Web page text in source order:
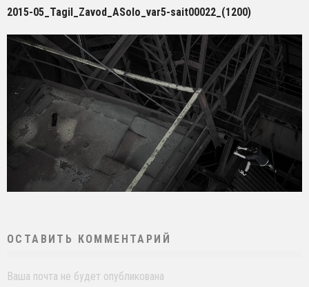
2015-05_Tagil_Zavod_ASolo_var5-sait00022_(1200)
ОСТАВИТЬ КОММЕНТАРИЙ
Ваша почта не будет опубликована